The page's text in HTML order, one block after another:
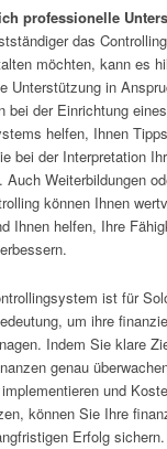
professionelle
das
möchten, kann es
Unterstützung in
bei der Einrichtung
helfen, Ihnen
bei der Interpretation
Auch Weiterbildungen
können Ihnen
Ihnen helfen, Ihre
ist für
um ihre
Indem Sie klare
genau
und
können Sie Ihre
Erfolg sichern.